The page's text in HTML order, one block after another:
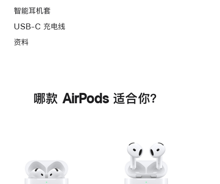
智能耳机套
USB-C 充电线
资料
哪款 AirPods 适合你？